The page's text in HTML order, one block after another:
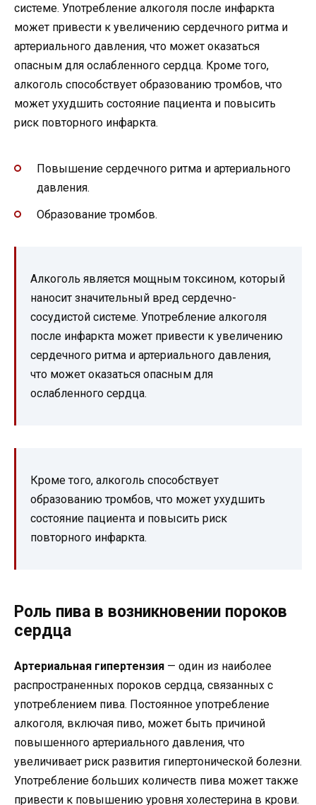
системе. Употребление алкоголя после инфаркта
может привести к увеличению сердечного ритма и
артериального давления, что может оказаться
опасным для ослабленного сердца. Кроме того,
алкоголь способствует образованию тромбов, что
может ухудшить состояние пациента и повысить
риск повторного инфаркта.
Повышение сердечного ритма и артериального
давления.
Образование тромбов.
Алкоголь является мощным токсином, который
наносит значительный вред сердечно-
сосудистой системе. Употребление алкоголя
после инфаркта может привести к увеличению
сердечного ритма и артериального давления,
что может оказаться опасным для
ослабленного сердца.
Кроме того, алкоголь способствует
образованию тромбов, что может ухудшить
состояние пациента и повысить риск
повторного инфаркта.
Роль пива в возникновении пороков
сердца
Артериальная гипертензия — один из наиболее
распространенных пороков сердца, связанных с
употреблением пива. Постоянное употребление
алкоголя, включая пиво, может быть причиной
повышенного артериального давления, что
увеличивает риск развития гипертонической болезни.
Употребление больших количеств пива может также
привести к повышению уровня холестерина в крови.